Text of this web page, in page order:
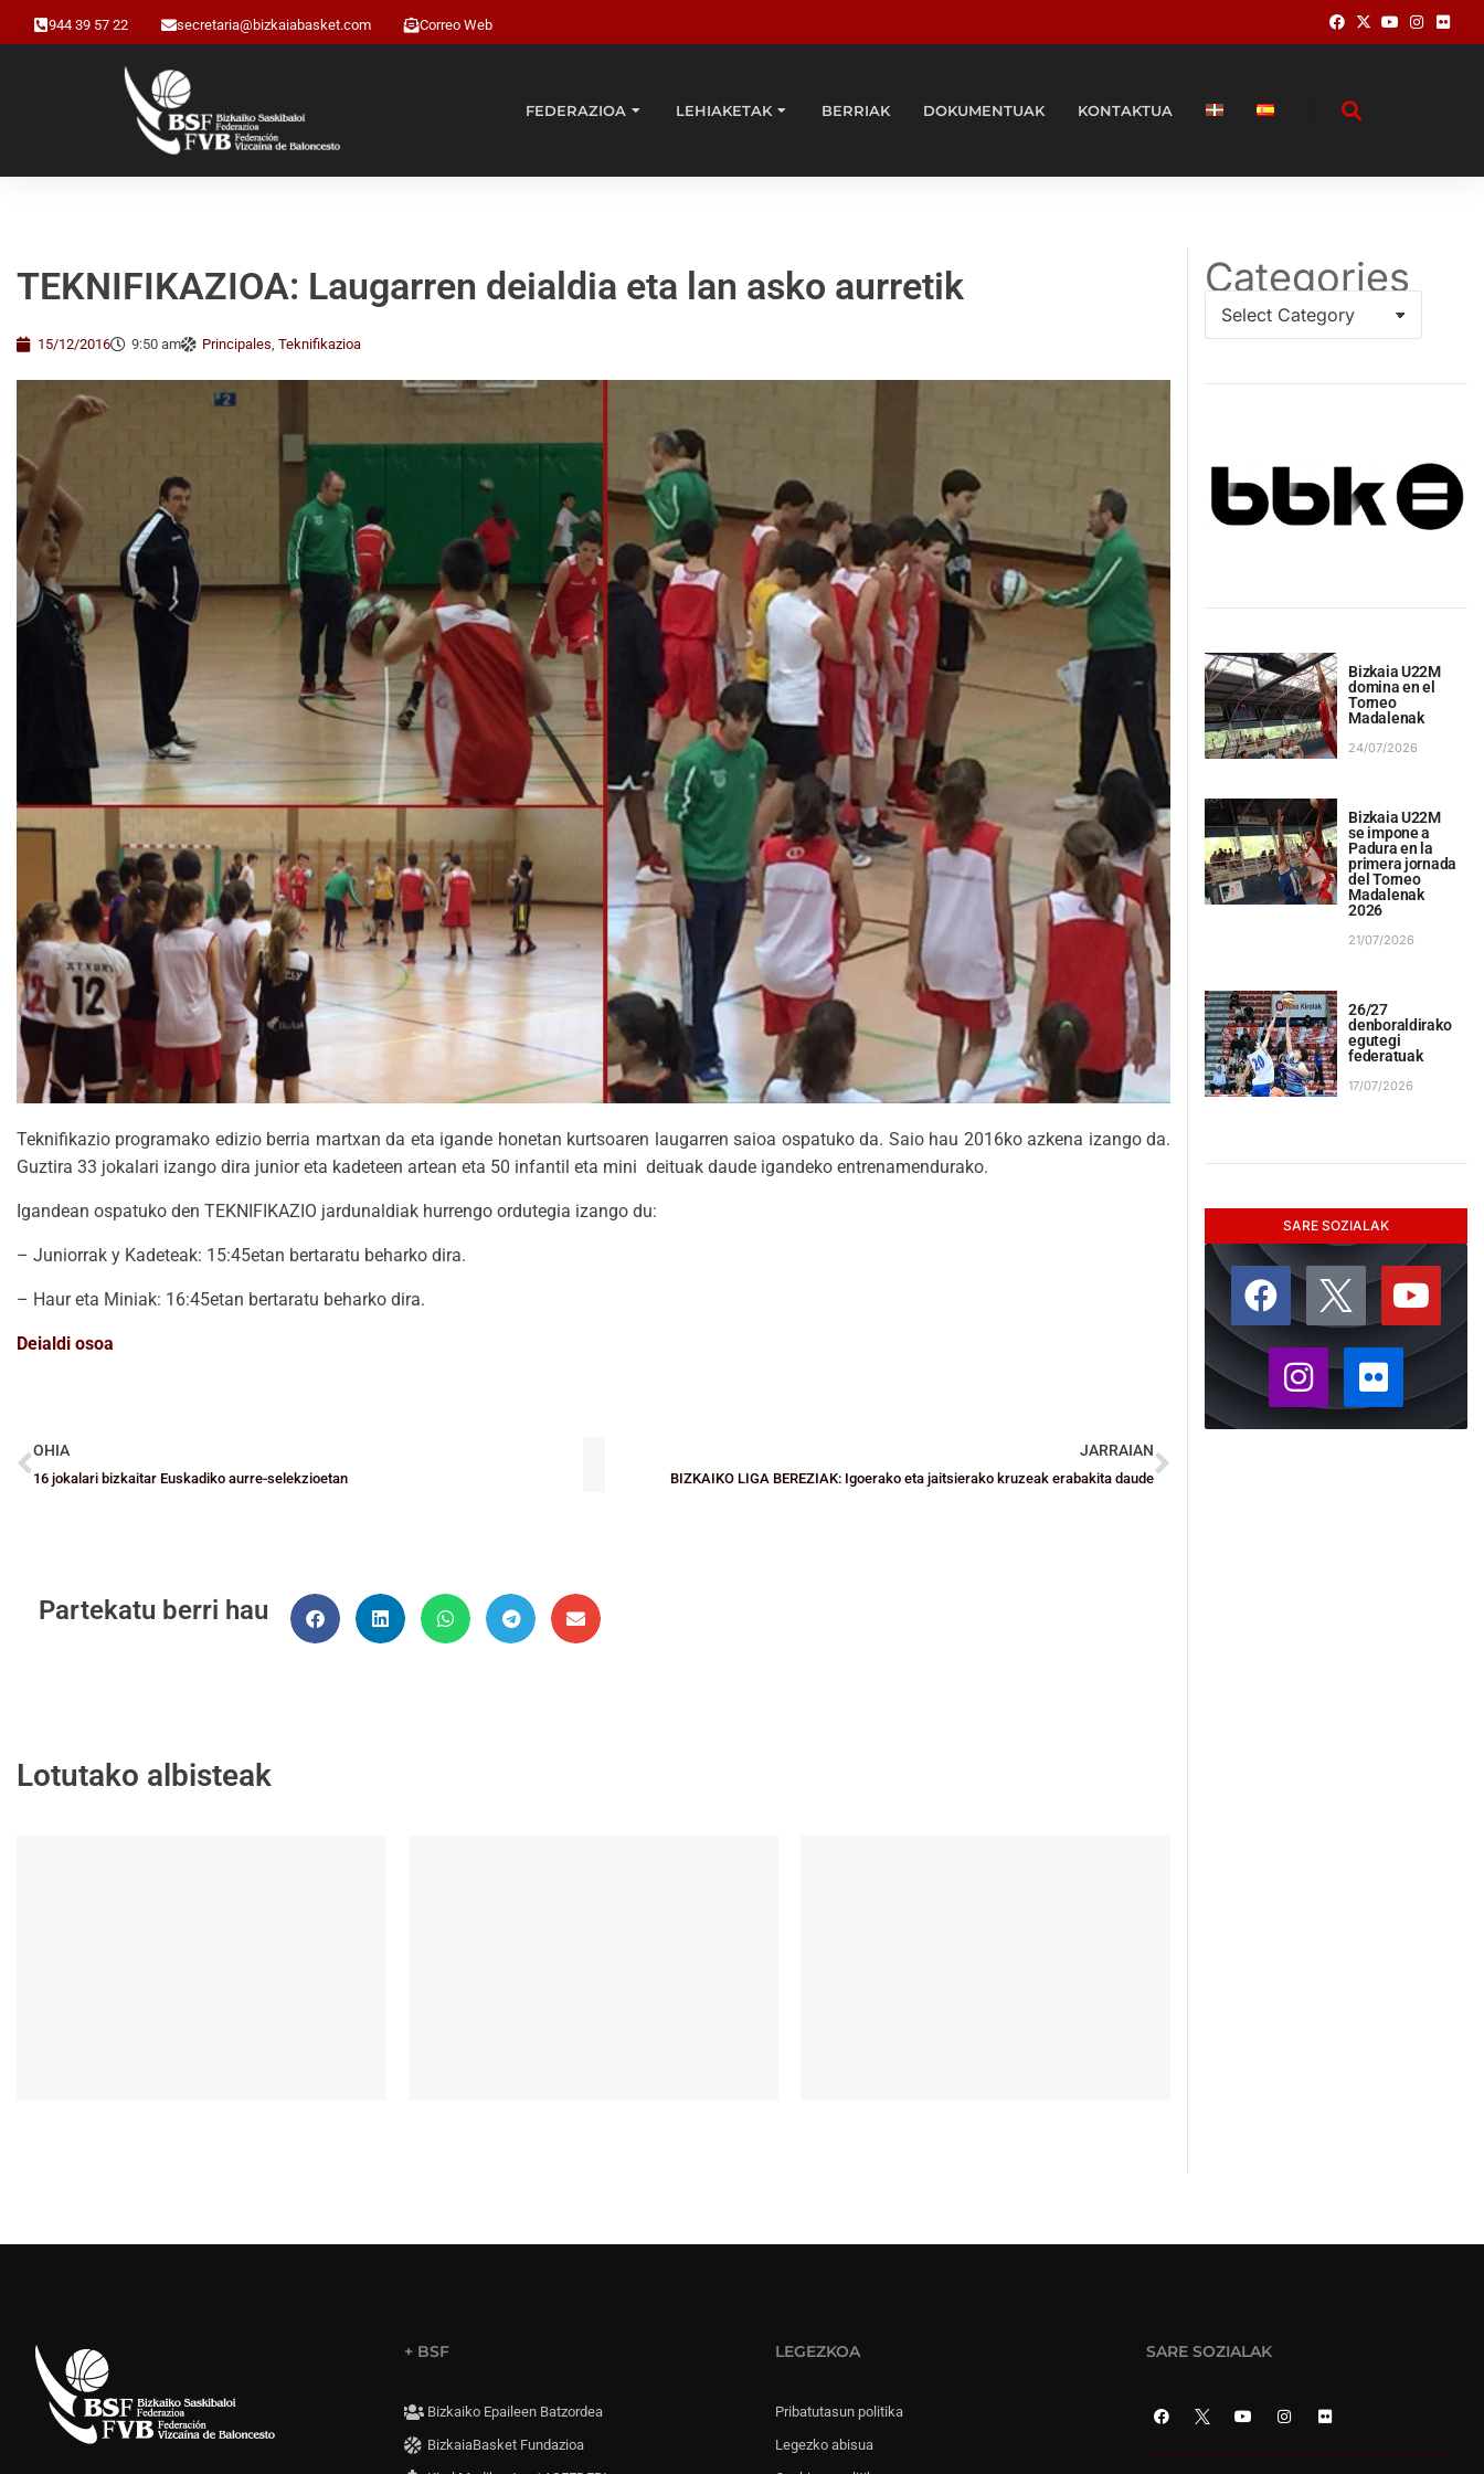
944 39 57 22 secretaria@bizkaiabasket.com Correo Web
FEDERAZIOA LEHIAKETAK BERRIAK DOKUMENTUAK KONTAKTUA
TEKNIFIKAZIOA: Laugarren deialdia eta lan asko aurretik
15/12/2016 9:50 am Principales, Teknifikazioa
Teknifikazio programako edizio berria martxan da eta igande honetan kurtsoaren laugarren saioa ospatuko da. Saio hau 2016ko azkena izango da.
Guztira 33 jokalari izango dira junior eta kadeteen artean eta 50 infantil eta mini deituak daude igandeko entrenamendurako.
Igandean ospatuko den TEKNIFIKAZIO jardunaldiak hurrengo ordutegia izango du:
– Juniorrak y Kadeteak: 15:45etan bertaratu beharko dira.
– Haur eta Miniak: 16:45etan bertaratu beharko dira.
Deialdi osoa
OHIA
16 jokalari bizkaitar Euskadiko aurre-selekzioetan
JARRAIAN
BIZKAIKO LIGA BEREZIAK: Igoerako eta jaitsierako kruzeak erabakita daude
Partekatu berri hau
Lotutako albisteak
Categories
Bizkaia U22M
domina en el
Torneo
Madalenak
24/07/2026
Bizkaia U22M
se impone a
Padura en la
primera jornada
del Torneo
Madalenak
2026
21/07/2026
26/27
denboraldirako
egutegi
federatuak
17/07/2026
SARE SOZIALAK
+ BSF
Bizkaiko Epaileen Batzordea
BizkaiaBasket Fundazioa
LEGEZKOA
Pribatutasun politika
Legezko abisua
SARE SOZIALAK